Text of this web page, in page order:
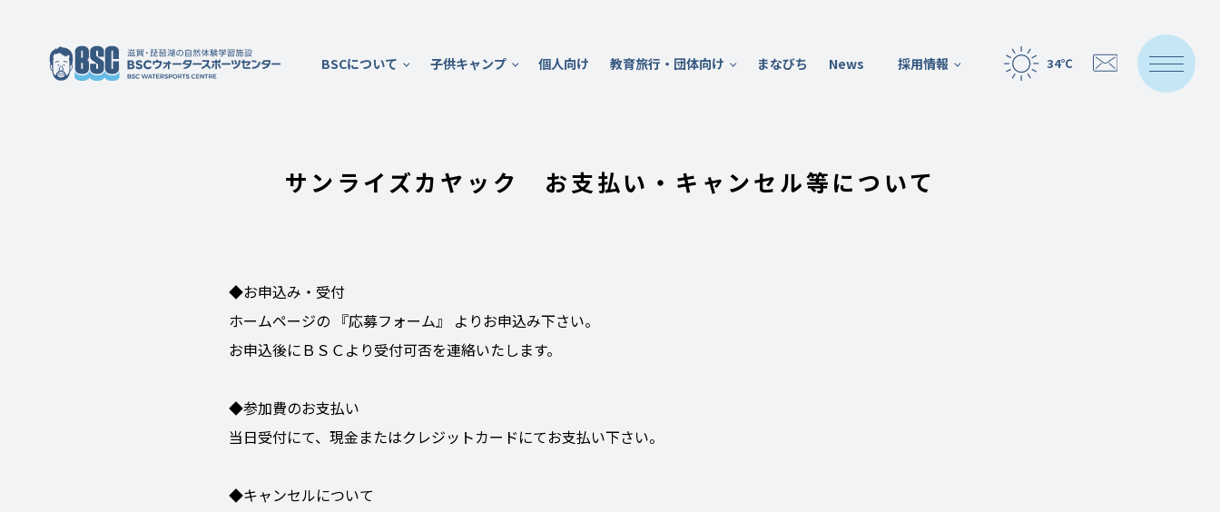
BSCについて 子供キャンプ 個人向け 教育旅行・団体向け まなびち News 採用情報 34℃
サンライズカヤック お支払い・キャンセル等について
◆お申込み・受付
ホームページの 『応募フォーム』 よりお申込み下さい。
お申込後にＢＳＣより受付可否を連絡いたします。
◆参加費のお支払い
当日受付にて、現金またはクレジットカードにてお支払い下さい。
◆キャンセルについて